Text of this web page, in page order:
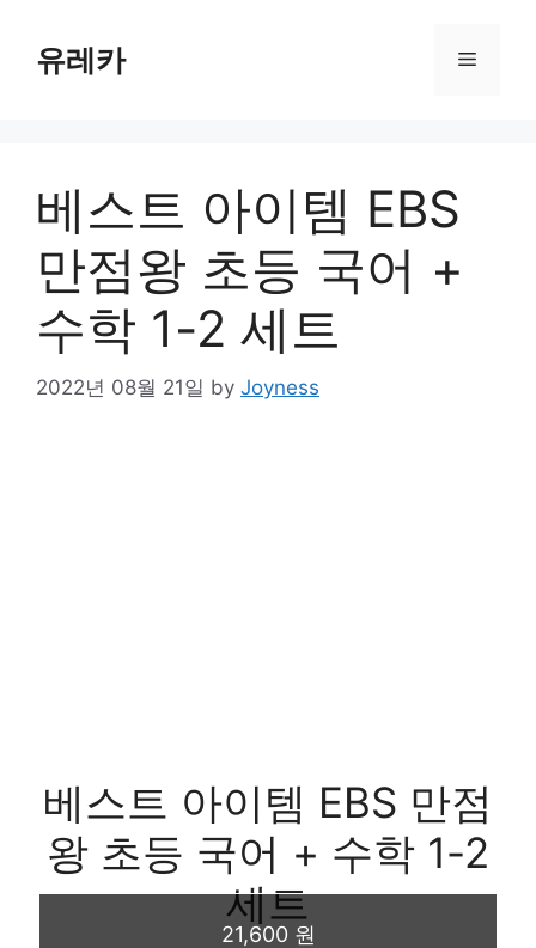
content유레카 Menu
베스트 아이템 EBS
만점왕 초등 국어 +
수학 1-2 세트
2022년 08월 21일 by Joyness
베스트 아이템 EBS 만점
왕 초등 국어 + 수학 1-2
세트
21,600 원